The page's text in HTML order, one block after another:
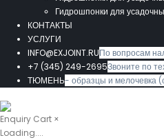
Гидрошпонки для
КОНТАКТЫ
УСЛУГИ
INFO@EXJOINT.RUПо вопросам
+7 (345) 249-2695Звоните по
ТЮМЕНЬ- образцы и мелочевка
Enquiry Cart ×
Loading....